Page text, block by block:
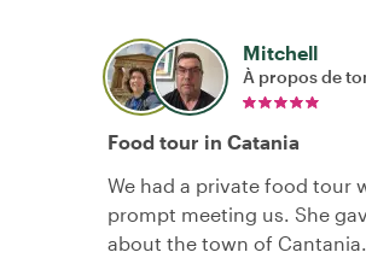
Mitchell
À propos de
Food tour in Catania
We had a private food tour
prompt meeting us. She
about the town of